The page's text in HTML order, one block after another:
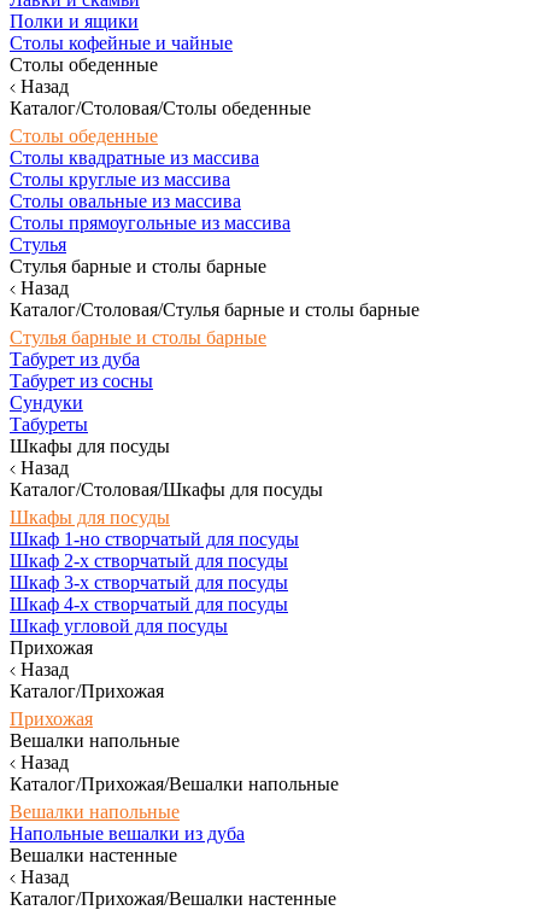
Полки и ящики
Столы кофейные и чайные
Столы обеденные
Назад
Каталог/Столовая/Столы обеденные
Столы обеденные
Столы квадратные из массива
Столы круглые из массива
Столы овальные из массива
Столы прямоугольные из массива
Стулья
Стулья барные и столы барные
Назад
Каталог/Столовая/Стулья барные и столы барные
Стулья барные и столы барные
Табурет из дуба
Табурет из сосны
Сундуки
Табуреты
Шкафы для посуды
Назад
Каталог/Столовая/Шкафы для посуды
Шкафы для посуды
Шкаф 1-но створчатый для посуды
Шкаф 2-х створчатый для посуды
Шкаф 3-х створчатый для посуды
Шкаф 4-х створчатый для посуды
Шкаф угловой для посуды
Прихожая
Назад
Каталог/Прихожая
Прихожая
Вешалки напольные
Назад
Каталог/Прихожая/Вешалки напольные
Вешалки напольные
Напольные вешалки из дуба
Вешалки настенные
Назад
Каталог/Прихожая/Вешалки настенные